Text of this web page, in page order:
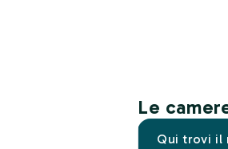
Le
Qui trovi il